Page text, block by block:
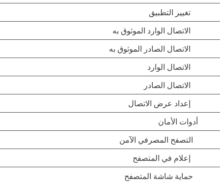
تغيير التطبيق
الاتصال الوارد الموثوق به
الاتصال الصادر الموثوق به
الاتصال الوارد
الاتصال الصادر
إعداد عرض الاتصال
أدوات الأمان
التصفح المصرفي الآمن
إعلام في المتصفح
حماية شاشة المتصفح